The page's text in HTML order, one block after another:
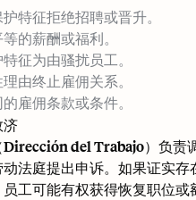
特征拒绝招聘或晋升。
的薪酬或福利。
征为由骚扰员工。
由终止雇佣关系。
雇佣条款或条件。
济
del Trabajo）负责
法庭提出申诉。如果证实
工可能有权获得恢复职位或